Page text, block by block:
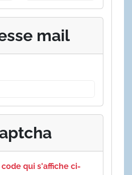
mail
qui s'affiche ci-